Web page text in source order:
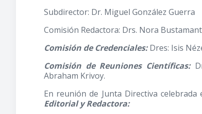
Subdirector: Dr. Miguel González Guerra
Comisión Redactora: Drs. Nora
Comisión de Credenciales:Dres: Isis
Comisión de Reuniones Científicas:
Abraham Krivoy.
En reunión de Junta Directiva
Editorial y Redactora: